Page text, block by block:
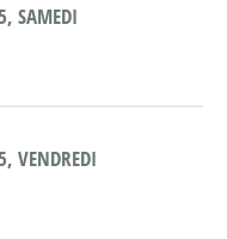
SAMEDI
VENDREDI